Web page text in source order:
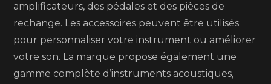
amplificateurs, des pédales et des pièces de
rechange. Les accessoires peuvent être utilisés
pour personnaliser votre instrument ou améliorer
votre son. La marque propose également une
gamme complète d’instruments acoustiques,